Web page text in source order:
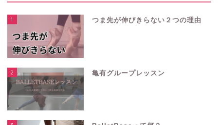
1 つま先が伸びきらない２つの理由
2 亀有グループレッスン